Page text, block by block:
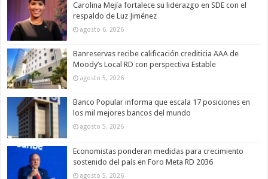
Carolina Mejía fortalece su liderazgo en SDE con el
respaldo de Luz Jiménez
agosto 6, 2026
Banreservas recibe calificación crediticia AAA de
Moody’s Local RD con perspectiva Estable
agosto 5, 2026
Banco Popular informa que escala 17 posiciones en
los mil mejores bancos del mundo
agosto 5, 2026
Economistas ponderan medidas para crecimiento
sostenido del país en Foro Meta RD 2036
agosto 5, 2026